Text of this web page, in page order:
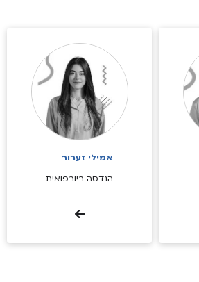
אמילי זערור
הנדסה ביורפואית